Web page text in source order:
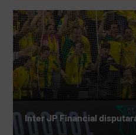
Inter JP Financial